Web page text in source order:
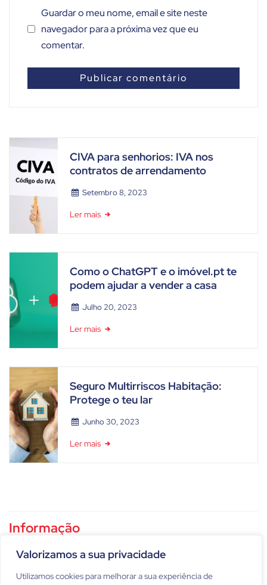
Valorizamos a sua privacidade
Utilizamos cookies para melhorar a sua experiência de
Guardar o meu nome, email e site neste
navegador para a próxima vez que eu
comentar.
CIVA para senhorios: IVA nos
contratos de arrendamento
Setembro 8, 2023
Ler mais
Como o ChatGPT e o imóvel.pt te
podem ajudar a vender a casa
Julho 20, 2023
Ler mais
Seguro Multirriscos Habitação:
Protege o teu lar
Junho 30, 2023
Ler mais
Informação
Política de privacidade
Condições gerais de utilização